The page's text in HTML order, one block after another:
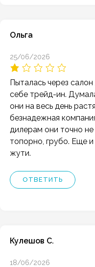
Ольга
25/06/2026
Пыталась через
себе трейд-ин.
они на весь день
безнадежная
дилерам они точно
топорно, грубо. Еще
жути.
ОТВЕТИТЬ
Кулешов С.
18/06/2026